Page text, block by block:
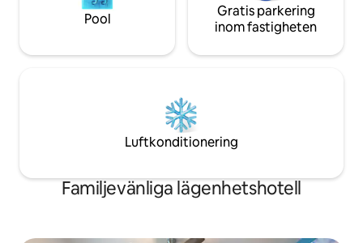
Pool
Gratis parkering
inom fastigheten
Luftkonditionering
Familjevänliga lägenhetshotell